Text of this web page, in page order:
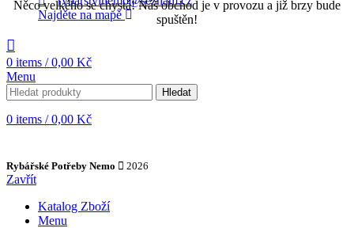
Najděte na mapě
0 items / 0,00 Kč
Menu
Hledat
0 items / 0,00 Kč
Něco velkého se chystá! Náš obchod je v provozu a již brzy bude
spuštěn!
Rybářské Potřeby Nemo 2026
Zavřít
Katalog Zboží
Menu